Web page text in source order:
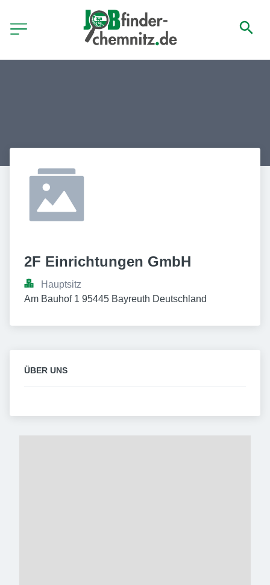
2F Einrichtungen GmbH
Hauptsitz
Am Bauhof 1 95445 Bayreuth Deutschland
ÜBER UNS